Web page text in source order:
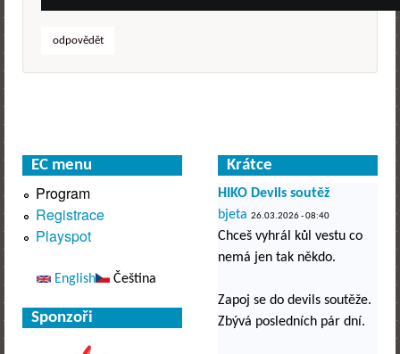
odpovědět
EC menu
Program
Registrace
Playspot
English Čeština
Sponzoři
Krátce
HIKO Devils soutěž
bjeta 26.03.2026 - 08:40
Chceš vyhrál kůl vestu co
nemá jen tak někdo.
Zapoj se do devils soutěže.
Zbývá posledních pár dní.